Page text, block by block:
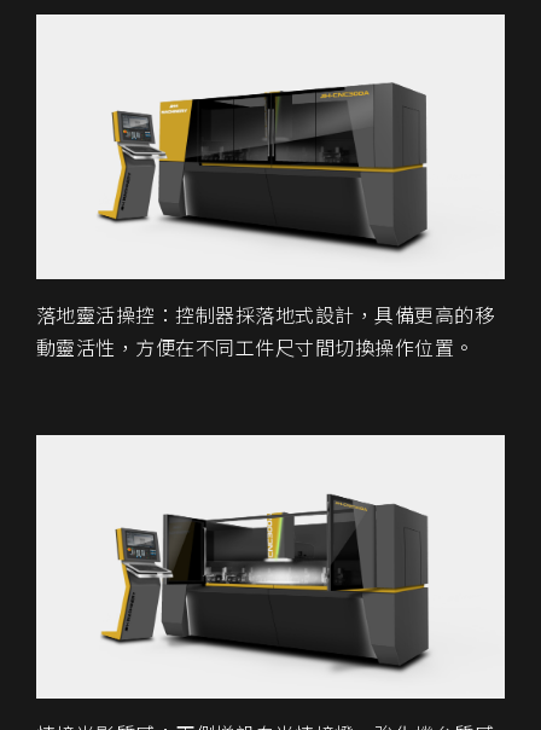
落地靈活操控：控制器採落地式設計，具備更高的移
動靈活性，方便在不同工件尺寸間切換操作位置。